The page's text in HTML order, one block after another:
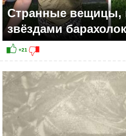
+20
Странные вещицы,
звёздами барахолок